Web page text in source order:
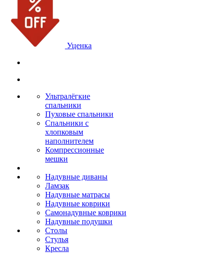
Уценка
Ультралёгкие
спальники
Пуховые спальники
Спальники с
хлопковым
наполнителем
Компрессионные
мешки
Надувные диваны
Ламзак
Надувные матрасы
Надувные коврики
Самонадувные коврики
Надувные подушки
Столы
Стулья
Кресла